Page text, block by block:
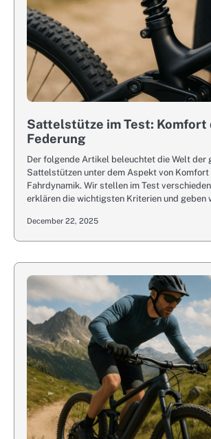
Sattelstütze im Test: Komfort
Federung
Der folgende Artikel beleuchtet die Welt der
Sattelstützen unter dem Aspekt von Komfort
Fahrdynamik. Wir stellen im Test
erklären die wichtigsten Kriterien und
December 22, 2025